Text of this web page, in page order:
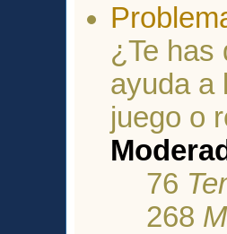
¿Te has
ayuda a
juego o
76
268